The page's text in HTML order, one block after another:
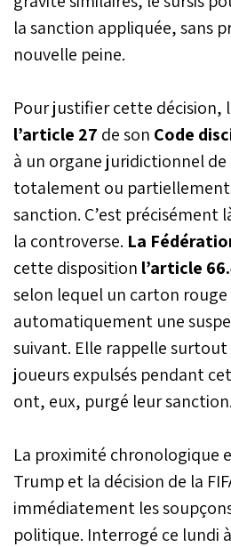
la sanction appliquée, sans
nouvelle peine.
Pour justifier cette décision,
l’article 27 de son Code
à un organe juridictionnel de
totalement ou partiellement
sanction. C’est précisément
la controverse. La
cette disposition l’article
selon lequel un carton
automatiquement une
suivant. Elle rappelle
joueurs expulsés pendant
ont, eux, purgé leur sanction.
La proximité chronologique
Trump et la décision de la
immédiatement les
politique. Interrogé ce lundi